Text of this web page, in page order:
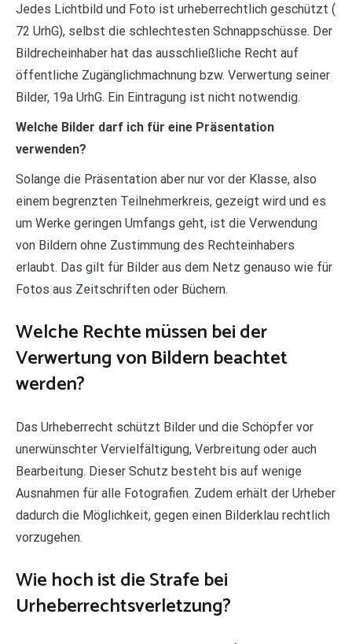
Jedes Lichtbild und Foto ist urheberrechtlich geschützt (
72 UrhG), selbst die schlechtesten Schnappschüsse. Der
Bildrecheinhaber hat das ausschließliche Recht auf
öffentliche Zugänglichmachnung bzw. Verwertung seiner
Bilder, 19a UrhG. Ein Eintragung ist nicht notwendig.
Welche Bilder darf ich für eine Präsentation
verwenden?
Solange die Präsentation aber nur vor der Klasse, also
einem begrenzten Teilnehmerkreis, gezeigt wird und es
um Werke geringen Umfangs geht, ist die Verwendung
von Bildern ohne Zustimmung des Rechteinhabers
erlaubt. Das gilt für Bilder aus dem Netz genauso wie für
Fotos aus Zeitschriften oder Büchern.
Welche Rechte müssen bei der
Verwertung von Bildern beachtet
werden?
Das Urheberrecht schützt Bilder und die Schöpfer vor
unerwünschter Vervielfältigung, Verbreitung oder auch
Bearbeitung. Dieser Schutz besteht bis auf wenige
Ausnahmen für alle Fotografien. Zudem erhält der Urheber
dadurch die Möglichkeit, gegen einen Bilderklau rechtlich
vorzugehen.
Wie hoch ist die Strafe bei
Urheberrechtsverletzung?